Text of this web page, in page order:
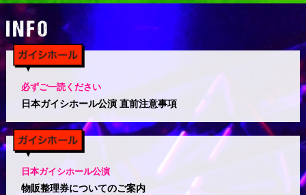
必ずご一読ください
日本ガイシホール公演 直前注意事項
日本ガイシホール公演
物販整理券についてのご案内